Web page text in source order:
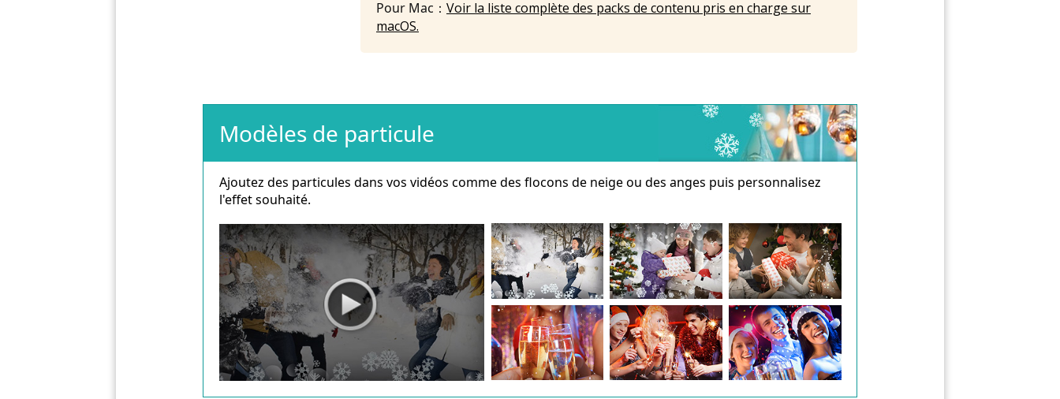
Pour Mac： Voir la liste complète des packs de contenu pris en charge sur
macOS.
Modèles de particule
Ajoutez des particules dans vos vidéos comme des flocons de neige ou des anges puis personnalisez
l'effet souhaité.